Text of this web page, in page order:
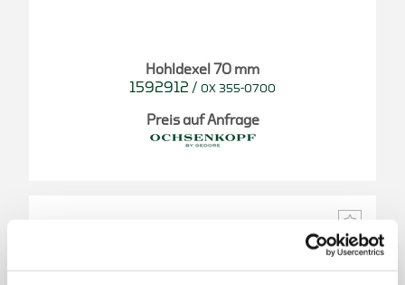
Hohldexel 70 mm
1592912 / OX 355-0700
Preis auf Anfrage